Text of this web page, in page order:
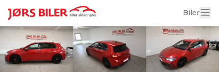
Biler
19 billeder